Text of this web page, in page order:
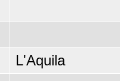
L'Aquila